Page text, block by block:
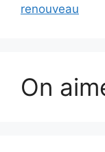
renouveau
On